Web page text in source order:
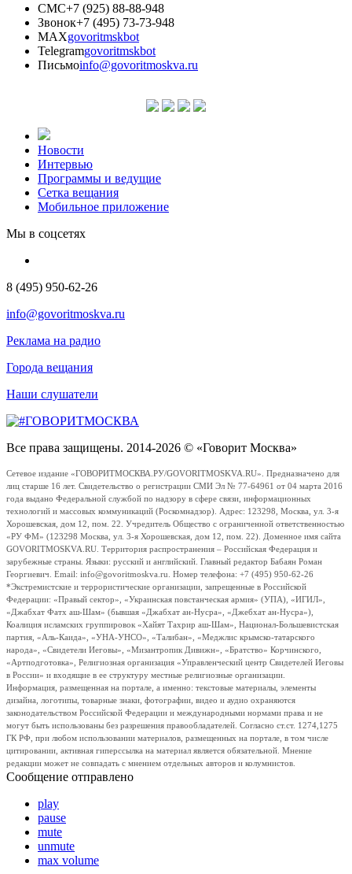
СМС+7 (925) 88-88-948
Звонок+7 (495) 73-73-948
MAXgovoritmskbot
Telegramgovoritmskbot
Письмоinfo@govoritmoskva.ru
Новости
Интервью
Программы и ведущие
Сетка вещания
Мобильное приложение
Мы в соцсетях
8 (495) 950-62-26
info@govoritmoskva.ru
Реклама на радио
Города вещания
Наши слушатели
Все права защищены. 2014-2026 © «Говорит Москва»
Сетевое издание «ГОВОРИТМОСКВА.РУ/GOVORITMOSKVA.RU». Предназначено для
лиц старше 16 лет. Свидетельство о регистрации СМИ Эл № 77-64961 от 04 марта 2016
года выдано Федеральной службой по надзору в сфере связи, информационных
технологий и массовых коммуникаций (Роскомнадзор). Адрес: 123298, Москва, ул. 3-я
Хорошевская, дом 12, пом. 22. Учредитель Общество с ограниченной ответственностью
«РУ ФМ» (123298 Москва, ул. 3-я Хорошевская, дом 12, пом. 22). Доменное имя сайта
GOVORITMOSKVA.RU. Территория распространения – Российская Федерация и
зарубежные страны. Языки: русский и английский. Главный редактор Бабаян Роман
Георгиевич. Email: info@govoritmoskva.ru. Номер телефона: +7 (495) 950-62-26
*Экстремистские и террористические организации, запрещенные в Российской
Федерации: «Правый сектор», «Украинская повстанческая армия» (УПА), «ИГИЛ»,
«Джабхат Фатх аш-Шам» (бывшая «Джабхат ан-Нусра», «Джебхат ан-Нусра»),
Коалиция исламских группировок «Хайят Тахрир аш-Шам», Национал-Большевистская
партия, «Аль-Каида», «УНА-УНСО», «Талибан», «Меджлис крымско-татарского
народа», «Свидетели Иеговы», «Мизантропик Дивижн», «Братство» Корчинского,
«Артподготовка», Религиозная организация «Управленческий центр Свидетелей Иеговы
в России» и входящие в ее структуру местные религиозные организации.
Информация, размещенная на портале, а именно: текстовые материалы, элементы
дизайна, логотипы, товарные знаки, фотографии, видео и аудио охраняются
законодательством Российской Федерации и международными нормами права и не
могут быть использованы без разрешения правообладателей. Согласно ст.ст. 1274,1275
ГК РФ, при любом использовании материалов, размещенных на портале, в том числе
цитировании, активная гиперссылка на материал является обязательной. Мнение
редакции может не совпадать с мнением отдельных авторов и колумнистов.
Сообщение отправлено
play
pause
mute
unmute
max volume